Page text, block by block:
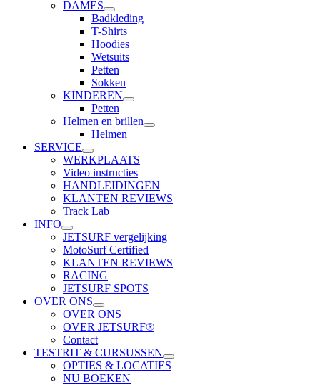
DAMES
Badkleding
T-Shirts
Hoodies
Wetsuits
Petten
Sokken
KINDEREN
Petten
Helmen en brillen
Helmen
SERVICE
WERKPLAATS
Video instructies
HANDLEIDINGEN
KLANTEN REVIEWS
Track Lab
INFO
JETSURF vergelijking
MotoSurf Certified
KLANTEN REVIEWS
RACING
JETSURF SPOTS
OVER ONS
OVER ONS
OVER JETSURF®
Contact
TESTRIT & CURSUSSEN
OPTIES & LOCATIES
NU BOEKEN